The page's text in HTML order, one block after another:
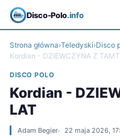
Disco-Polo.info
Strona główna›Teledyski›Disco
Kordian - DZIEWCZYNA Z
DISCO POLO
Kordian -
LAT
Adam Begier 22 maja 2026,